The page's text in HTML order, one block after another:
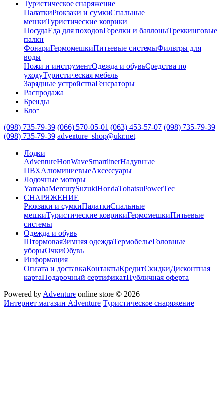
Туристическое снаряжение
ПалаткиРюкзаки и сумкиСпальные
мешкиТуристические коврики
ПосудаЕда для походовГорелки и баллоныТреккинговые
палки
ФонариГермомешкиПитьевые системыФильтры для
воды
Ножи и инструментОдежда и обувьСредства по
уходуТуристическая мебель
Зарядные устройстваГенераторы
Распродажа
Бренды
Блог
(098) 735-79-39 (066) 570-05-01 (063) 453-57-07 (098) 735-79-39
(098) 735-79-39 adventure_shop@ukr.net
Лодки
AdventureHonWaveSmartlinerНадувные
ПВХАлюминиевыеАксессуары
Лодочные моторы
YamahaMercurySuzukiHondaTohatsuPowerTec
СНАРЯЖЕНИЕ
Рюкзаки и сумкиПалаткиСпальные
мешкиТуристические коврикиГермомешкиПитьевые
системы
Одежда и обувь
ШтормоваяЗимняя одеждаТермобельеГоловные
уборыОчкиОбувь
Информация
Оплата и доставкаКонтактыКредитСкидкиДисконтная
картаПодарочный сертификатПубличная оферта
Powered byAdventure online store © 2026
Интернет магазин Adventure Туристическое снаряжение